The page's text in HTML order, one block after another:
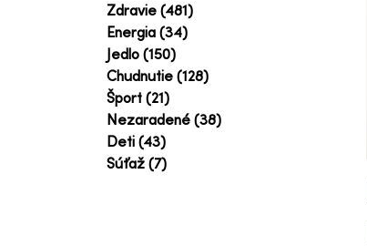
Zdravie (481)
Energia (34)
Jedlo (150)
Chudnutie (128)
Šport (21)
Nezaradené (38)
Deti (43)
Súťaž (7)